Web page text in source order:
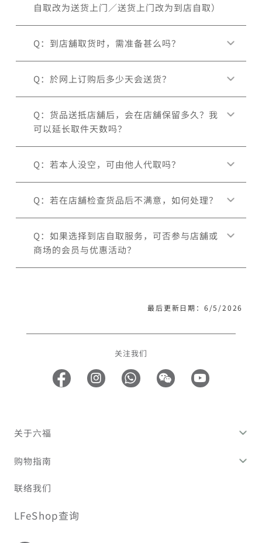
自取改为送货上门／送货上门改为到店自取）
Q：到店舖取货时，需准备甚么吗？
Q：於网上订购后多少天会送货？
Q：货品送抵店舖后，会在店舖保留多久？我
可以延长取件天数吗？
Q：若本人没空，可由他人代取吗？
Q：若在店舖检查货品后不满意，如何处理？
Q：如果选择到店自取服务，可否参与店舖或
商场的会员与优惠活动？
最后更新日期：6/5/2026
关注我们
关于六福
购物指南
联络我们
LFeShop查询